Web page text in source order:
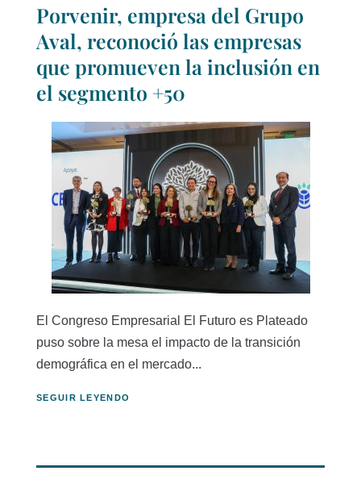
Porvenir, empresa del Grupo
Aval, reconoció las empresas
que promueven la inclusión en
el segmento +50
El Congreso Empresarial El Futuro es Plateado
puso sobre la mesa el impacto de la transición
demográfica en el mercado...
SEGUIR LEYENDO